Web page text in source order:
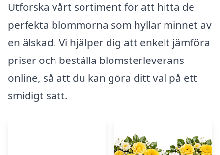
Utforska vårt sortiment för att hitta de
perfekta blommorna som hyllar minnet av
en älskad. Vi hjälper dig att enkelt jämföra
priser och beställa blomsterleverans
online, så att du kan göra ditt val på ett
smidigt sätt.